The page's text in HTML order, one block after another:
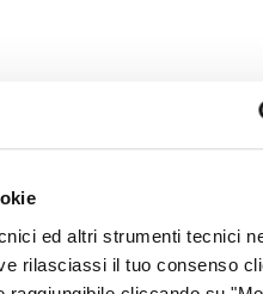
ed altri strumenti tecnici
rilasciassi il tuo consenso